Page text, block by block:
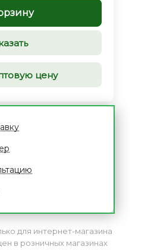
цену
для интернет-магазина
в розничных магазинах